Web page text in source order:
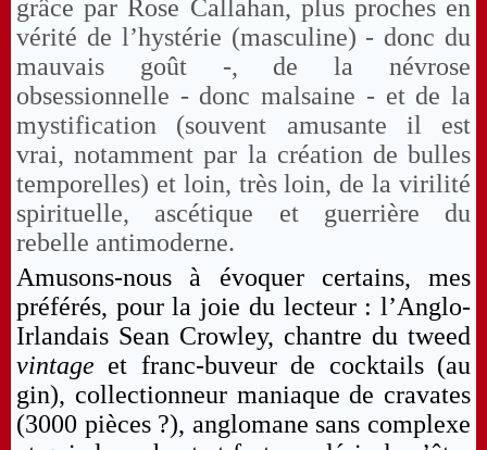
grâce par Rose Callahan, plus proches en
vérité de l’hystérie (masculine) - donc du
mauvais goût -, de la névrose
obsessionnelle - donc malsaine - et de la
mystification (souvent amusante il est
vrai, notamment par la création de bulles
temporelles) et loin, très loin, de la virilité
spirituelle, ascétique et guerrière du
rebelle antimoderne.
Amusons-nous à évoquer certains, mes
préférés, pour la joie du lecteur : l’Anglo-
Irlandais Sean Crowley, chantre du tweed
vintage et franc-buveur de cocktails (au
gin), collectionneur maniaque de cravates
(3000 pièces ?), anglomane sans complexe